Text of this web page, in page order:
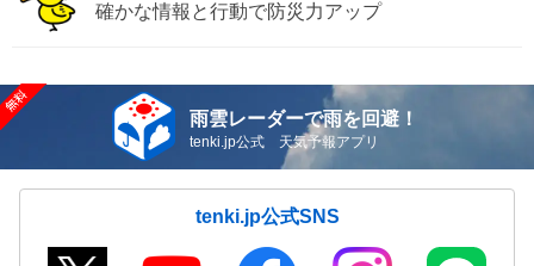
確かな情報と行動で防災力アップ
雨雲レーダーで雨を回避！
tenki.jp公式 天気予報アプリ
tenki.jp公式SNS